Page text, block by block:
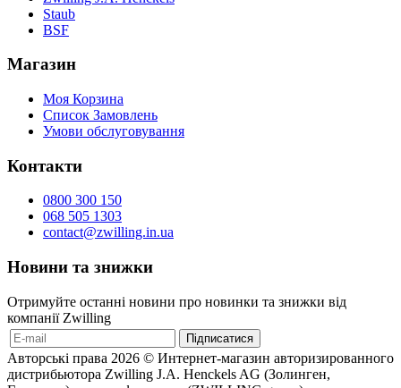
Staub
BSF
Магазин
Моя Корзина
Список Замовлень
Умови обслуговування
Контакти
0800 300 150
068 505 1303
contact@zwilling.in.ua
Новини та знижки
Отримуйте останні новини про новинки та знижки від
компанії Zwilling
Авторські права 2026 © Интернет-магазин авторизированного
дистрибьютора Zwilling J.A. Henckels AG (Золинген,